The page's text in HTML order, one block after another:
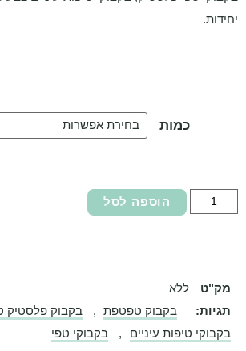
כמות
הוספה לסל
מק"ט ללא
תגיות:
בקבוק טפטפת , בקבוק פלסטיק טפי
בקבוקי טיפות עיניים
, בקבוקי טפי